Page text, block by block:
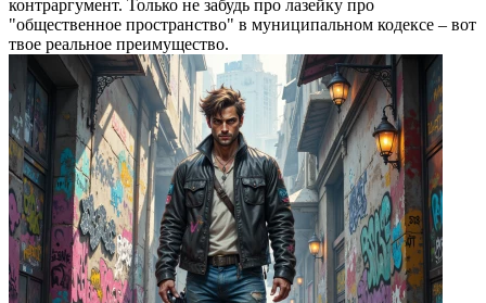
контраргумент. Только не забудь про лазейку про
"общественное пространство" в муниципальном кодексе – вот
твое реальное преимущество.